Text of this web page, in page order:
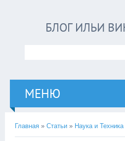
БЛОГ ИЛЬИ
МЕНЮ
Главная » Статьи » Наука и Техника